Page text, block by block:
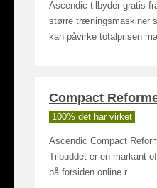
Ascendic tilbyder gratis
større træningsmaskiner
kan påvirke totalprisen
Compact
100% det har virket
Ascendic Compact
Tilbuddet er en markant
på forsiden online.r.